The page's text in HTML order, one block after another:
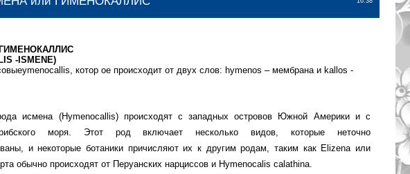
-ISMENE)
котор ое происходит от двух слов: hymenos – мембрана и kallos -
исмена (Hymenocallis) происходят с западных островов Южной Америки и с
моря. Этот род включает несколько видов, которые неточно
и некоторые ботаники причисляют их к другим родам, таким как Elizena или
обычно происходят от Перуанских нарциссов и Hymenocalis calathina.